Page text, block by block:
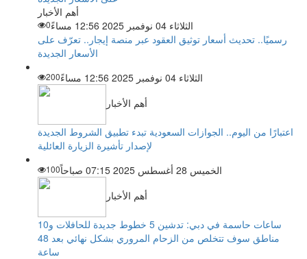
أهم الأخبار
الثلاثاء 04 نوفمبر 2025 12:56 مساءً
0
رسميًا.. تحديث أسعار توثيق العقود عبر منصة إيجار.. تعرّف على
الأسعار الجديدة
الثلاثاء 04 نوفمبر 2025 12:56 مساءً
200
أهم الأخبار
اعتبارًا من اليوم.. الجوازات السعودية تبدء تطبيق الشروط الجديدة
لإصدار تأشيرة الزيارة العائلية
الخميس 28 أغسطس 2025 07:15 صباحاً
100
أهم الأخبار
ساعات حاسمة في دبي: تدشين 5 خطوط جديدة للحافلات و10
مناطق سوف تتخلص من الزحام المروري بشكل نهائي بعد 48
ساعة